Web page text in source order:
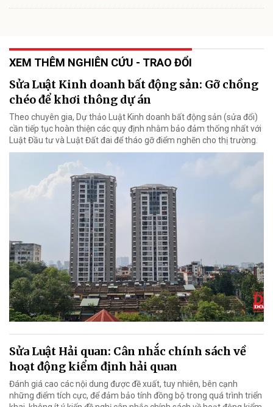
XEM THÊM NGHIÊN CỨU - TRAO ĐỔI
Sửa Luật Kinh doanh bất động sản: Gỡ chồng
chéo để khơi thông dự án
Theo chuyên gia, Dự thảo Luật Kinh doanh bất động sản (sửa đổi)
cần tiếp tục hoàn thiện các quy định nhằm bảo đảm thống nhất với
Luật Đầu tư và Luật Đất đai để tháo gỡ điểm nghẽn cho thị trường.
Sửa Luật Hải quan: Cân nhắc chính sách về
hoạt động kiểm định hải quan
Đánh giá cao các nội dung được đề xuất, tuy nhiên, bên cạnh
những điểm tích cực, để đảm bảo tính đồng bộ trong quá trình triển